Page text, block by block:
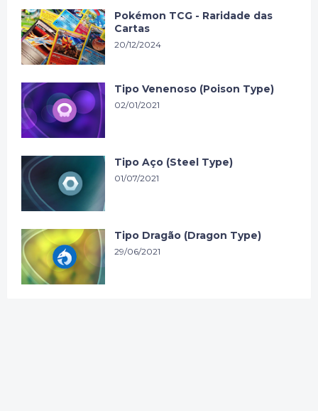
Pokémon TCG - Raridade das
Cartas
20/12/2024
Tipo Venenoso (Poison Type)
02/01/2021
Tipo Aço (Steel Type)
01/07/2021
Tipo Dragão (Dragon Type)
29/06/2021